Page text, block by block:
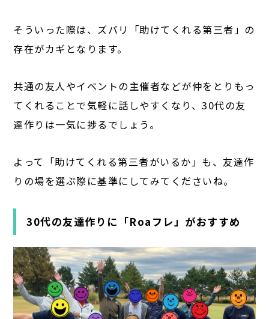
そういった際は、ズバリ「助けてくれる第三者」の
存在がカギとなります。
共通の友人やイベントの主催者などが仲をとりもっ
てくれることで気軽に話しやすくなり、30代の友
達作りは一気に捗るでしょう。
よって「助けてくれる第三者がいるか」も、友達作
りの場を選ぶ際に基準にしてみてくださいね。
30代の友達作りに「Roaフレ」がおすすめ